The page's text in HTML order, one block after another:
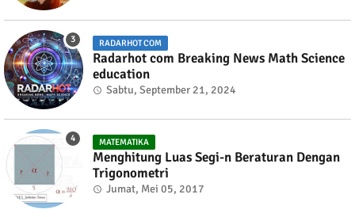
RADARHOT COM
Radarhot com Breaking News Math Science
education
Sabtu, September 21, 2024
MATEMATIKA
Menghitung Luas Segi-n Beraturan Dengan
Trigonometri
Jumat, Mei 05, 2017